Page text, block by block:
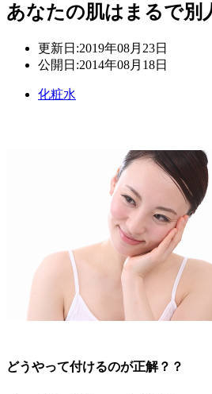
あなたの肌はまるで別
更新日:2019年08月23日
公開日:2014年08月18日
化粧水
どうやって付けるのが正解？？